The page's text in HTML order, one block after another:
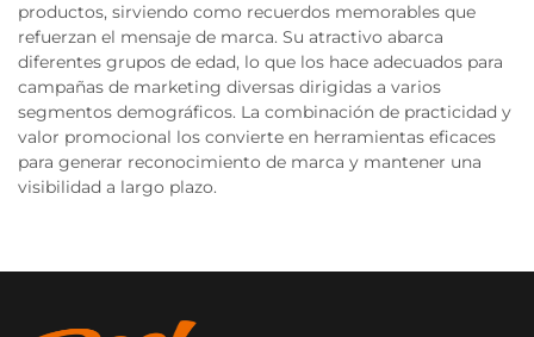
productos, sirviendo como recuerdos memorables que
refuerzan el mensaje de marca. Su atractivo abarca
diferentes grupos de edad, lo que los hace adecuados para
campañas de marketing diversas dirigidas a varios
segmentos demográficos. La combinación de practicidad y
valor promocional los convierte en herramientas eficaces
para generar reconocimiento de marca y mantener una
visibilidad a largo plazo.